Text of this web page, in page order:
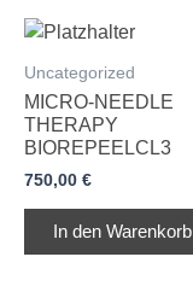
Uncategorized
MICRO-NEEDLE
THERAPY
BIOREPEELCL3
750,00 €
In den Warenkorb